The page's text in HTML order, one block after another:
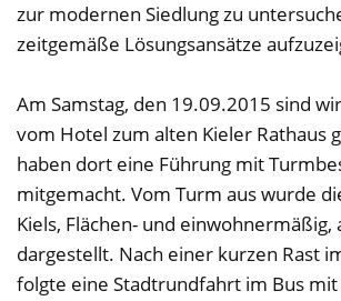
zur modernen Siedlung zu
zeitgemäße Lösungsansätze
Am Samstag, den 19.09.2015 sind
vom Hotel zum alten Kieler Rathaus
haben dort eine Führung mit
mitgemacht. Vom Turm aus wurde
Kiels, Flächen- und einwohnermäßig,
dargestellt. Nach einer kurzen Rast
folgte eine Stadtrundfahrt im Bus